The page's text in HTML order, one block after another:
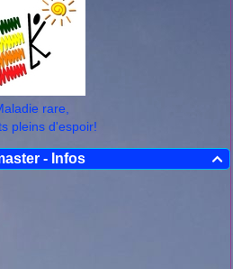
rare,
pleins d'espoir!

- Infos